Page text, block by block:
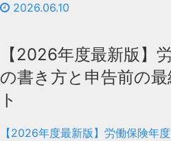
2026.06.10
【2026年度最新版】
の書き方と申告前の
ト
【2026年度最新版】労働保険年